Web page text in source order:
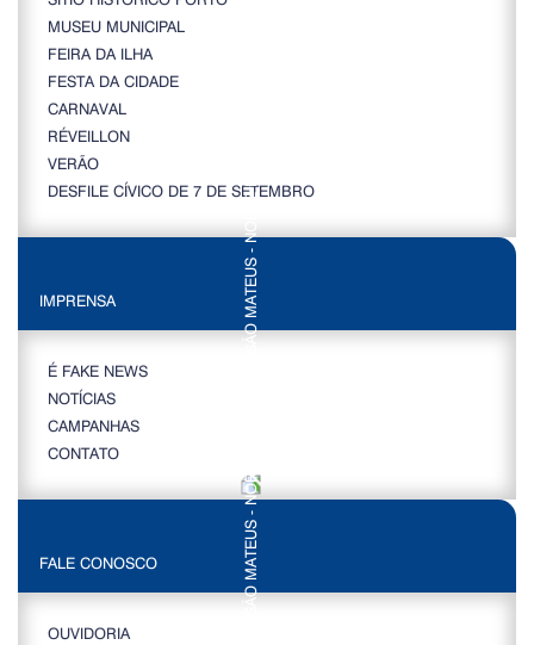
MUSEU MUNICIPAL
FEIRA DA ILHA
FESTA DA CIDADE
CARNAVAL
RÉVEILLON
VERÃO
DESFILE CÍVICO DE 7 DE SETEMBRO
IMPRENSA
É FAKE NEWS
NOTÍCIAS
CAMPANHAS
CONTATO
FALE CONOSCO
OUVIDORIA